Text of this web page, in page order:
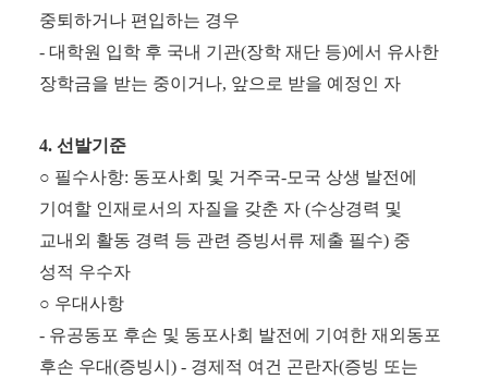
중퇴하거나 편입하는 경우
- 대학원 입학 후 국내 기관(장학 재단 등)에서 유사한
장학금을 받는 중이거나, 앞으로 받을 예정인 자
4. 선발기준
○ 필수사항: 동포사회 및 거주국-모국 상생 발전에
기여할 인재로서의 자질을 갖춘 자 (수상경력 및
교내외 활동 경력 등 관련 증빙서류 제출 필수) 중
성적 우수자
○ 우대사항
- 유공동포 후손 및 동포사회 발전에 기여한 재외동포
후손 우대(증빙시 ) - 경제적 여건 곤란자(증빙 또는